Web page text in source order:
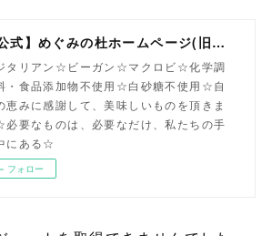
【公式】めぐみの杜ホームページ(旧自然食工房）
タリアン☆ビーガン☆マクロビ☆化学調
・食品添加物不使用☆白砂糖不使用☆自
恵みに感謝して、美味しいものを頂きま
要なものは、必要なだけ、私たちの手
にある☆
フォロー